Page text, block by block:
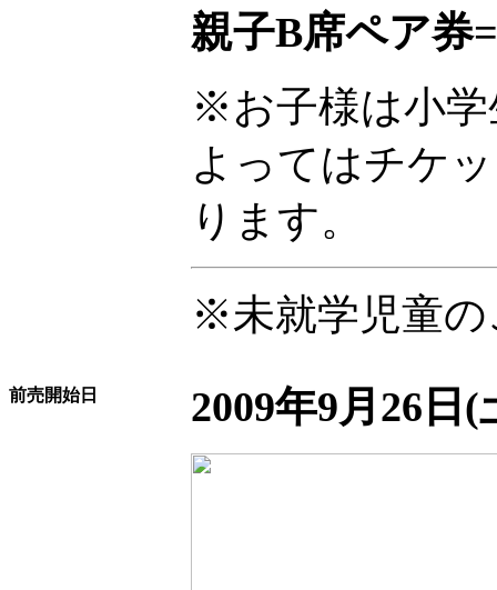
親子B席ペア券
※お子様は小学
よってはチケ
ります。
※未就学児童の
前売開始日 2009年9月26